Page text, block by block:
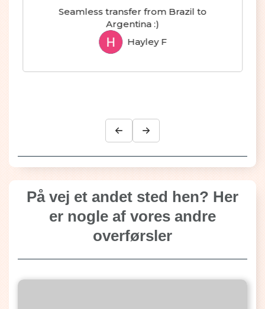
Seamless transfer from Brazil to
Argentina :)
HF Hayley F
På vej et andet sted hen? Her
er nogle af vores andre
overførsler